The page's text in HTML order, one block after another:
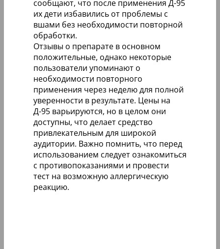
сообщают, что после применения Д-95
их дети избавились от проблемы с
вшами без необходимости повторной
обработки.
Отзывы о препарате в основном
положительные, однако некоторые
пользователи упоминают о
необходимости повторного
применения через неделю для полной
уверенности в результате. Цены на
Д-95 варьируются, но в целом они
доступны, что делает средство
привлекательным для широкой
аудитории. Важно помнить, что перед
использованием следует ознакомиться
с противопоказаниями и провести
тест на возможную аллергическую
реакцию.